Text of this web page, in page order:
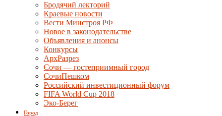
Бродячий лекторий
Краевые новости
Вести Минстроя РФ
Новое в законодательстве
Объявления и анонсы
Конкурсы
АрхРазрез
Сочи — гостеприимный город
СочиПешком
Российский инвестиционный форум
FIFA World Cup 2018
Эко-Берег
Город